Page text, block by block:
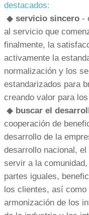
destacados:
◆servicio sincero -
al servicio que
finalmente, la
activamente la
normalización y los
estandarizados para
creando valor para
◆ buscar el
cooperación de
desarrollo de la
desarrollo nacional,
servir a la
partes iguales,
los clientes, así
armonización de los